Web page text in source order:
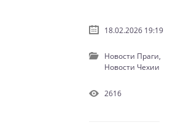
18.02.2026 19:19
Новости Праги,
Новости Чехии
2616